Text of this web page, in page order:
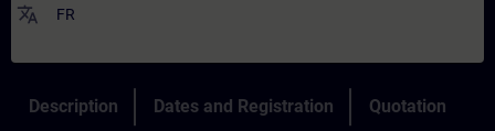
translate FR
Description Dates and Registration Quotation